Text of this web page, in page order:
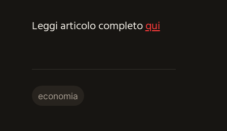
Leggi articolo completoqui
economia